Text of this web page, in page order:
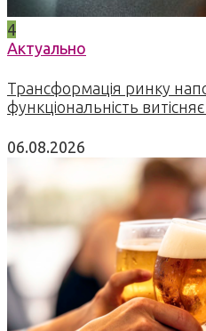
4
Актуально
Трансформація ринку
функціональність
06.08.2026